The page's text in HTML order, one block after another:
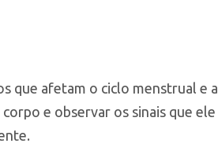
que afetam o ciclo menstrual e a
e observar os sinais que ele